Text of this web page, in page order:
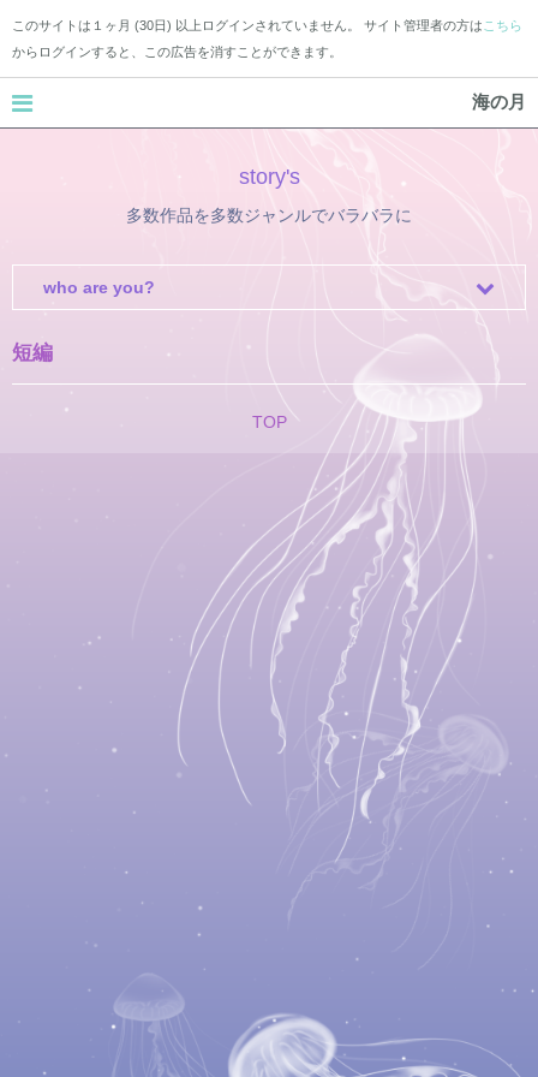
このサイトは１ヶ月 (30日) 以上ログインされていません。 サイト管理者の方は こちら
からログインすると、この広告を消すことができます。
海の月
story's
多数作品を多数ジャンルでバラバラに
who are you?
短編
TOP